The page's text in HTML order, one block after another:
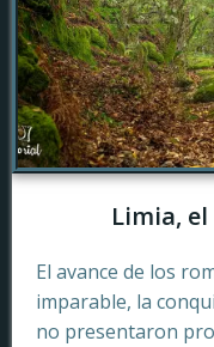
Limia,
El avance de los
imparable, la
no presentaron